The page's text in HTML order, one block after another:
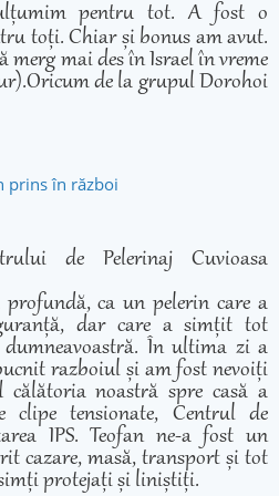
pentru tot. A fost o
toți. Chiar și bonus am avut.
merg mai des în Israel în vreme
de la grupul Dorohoi
prins în război
de Pelerinaj Cuvioasa
ca un pelerin care a
dar care a simțit tot
În ultima zi a
razboiul și am fost nevoiți
călătoria noastră spre casă a
clipe tensionate, Centrul de
IPS. Teofan ne-a fost un
cazare, masă, transport și tot
simți protejați și liniștiți.